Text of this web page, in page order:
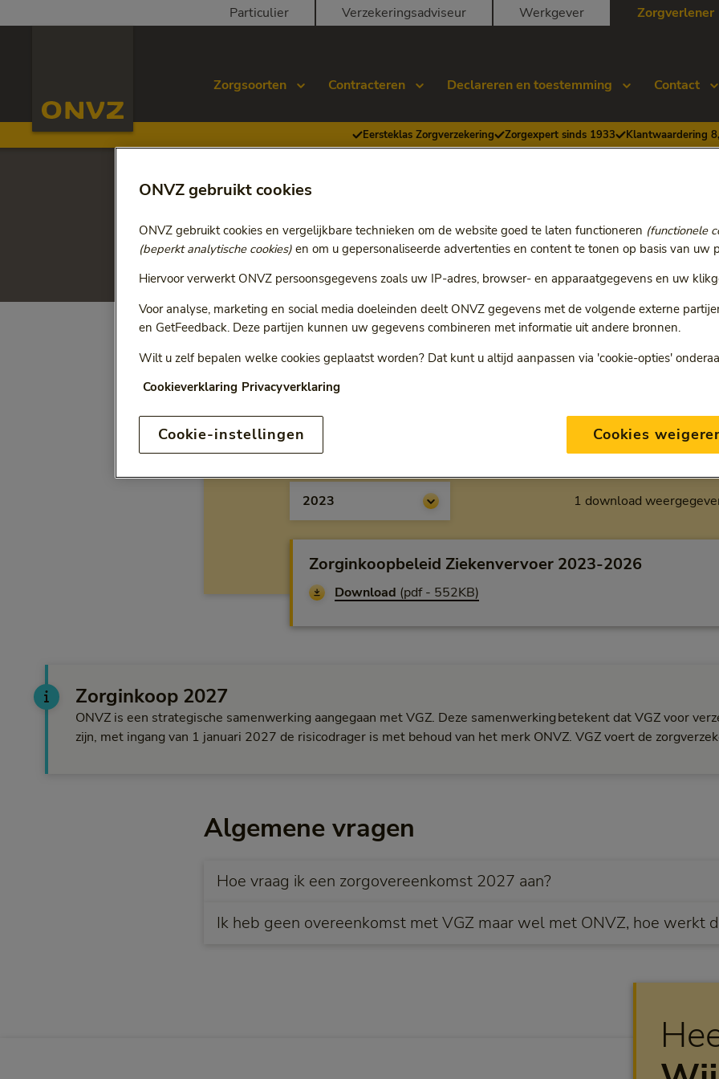
Particulier Verzekeringsadviseur Werkgever
Zorgverlener
Zorgsoorten Contracteren Declareren en toestemming Contact
Eersteklas Zorgverzekering Zorgexpert sinds 1933 Klantwaardering
Ga terug naar
Zieken- en ambulancevervoer
Inkoop zieken- en
Inkoopbeleid zieken- en
ambulancevervoer
1 download
Zorginkoopbeleid Ziekenvervoer 2023-2026
Download (pdf - 552KB)
Zorginkoop 2027
ONVZ is een strategische samenwerking aangegaan met VGZ. Deze samenwerking betekent dat VGZ voor
zijn, met ingang van 1 januari 2027 de risicodrager is met behoud van het merk ONVZ. VGZ voert de
Algemene vragen
Hoe vraag ik een zorgovereenkomst 2027 aan?
Ik heb geen overeenkomst met VGZ maar wel met ONVZ, hoe werkt
ONVZ gebruikt cookies
ONVZ gebruikt cookies en vergelijkbare technieken om de website goed te laten functioneren (functionele
(beperkt analytische cookies) en om u gepersonaliseerde advertenties en content te tonen op basis van uw
Hiervoor verwerkt ONVZ persoonsgegevens zoals uw IP-adres, browser- en apparaatgegevens en uw
Voor analyse, marketing en social media doeleinden deelt ONVZ gegevens met de volgende externe
en GetFeedback. Deze partijen kunnen uw gegevens combineren met informatie uit andere bronnen.
Wilt u zelf bepalen welke cookies geplaatst worden? Dat kunt u altijd aanpassen via 'cookie-opties'
Cookieverklaring Privacyverklaring
Cookie-instellingen Cookies